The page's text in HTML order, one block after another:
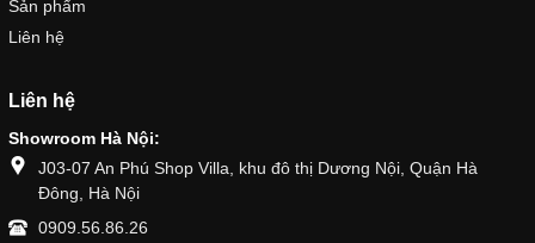
Sản phẩm
Liên hệ
Liên hệ
Showroom Hà Nội:
J03-07 An Phú Shop Villa, khu đô thị Dương Nội, Quận Hà
Đông, Hà Nội
0909.56.86.26